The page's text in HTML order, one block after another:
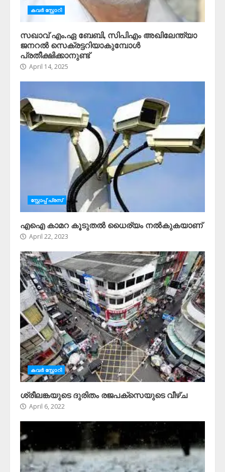
കവർ സ്റ്റോറി
സഖാവ് എം.ഏ ബേബി, സിപിഎം അഖിലേന്ത്യാ
ജനറൽ സെക്രട്ടറിയാകുമ്പോൾ
പ്രതീക്ഷിക്കാനുണ്ട്
April 14, 2025
സ്റ്റോപ്പ്‌ പ്രസ്‌
എഐ കാമറ കൂടുതൽ ധൈര്യം നൽകുകയാണ്
April 22, 2023
കവർ സ്റ്റോറി
ശ്രീലങ്കയുടെ ദുരിതം രജപക്സെയുടെ വീഴ്ച
April 6, 2022